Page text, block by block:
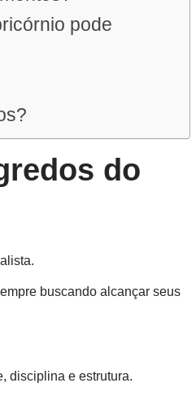
pode
do
buscando alcançar seus
disciplina e estrutura.